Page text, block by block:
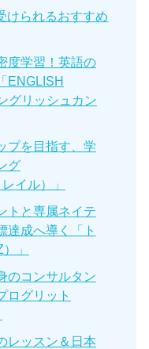
けられるおすすめ
度学習！英語の
ENGLISH
グリッシュカン
プを目指す、学
グ
イル）」
トと専属ネイテ
達成へ導く「ト
」
のコンサルタン
ログリット
レッスン＆日本